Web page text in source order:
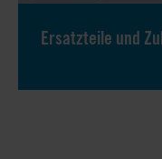
Ersatzteile und